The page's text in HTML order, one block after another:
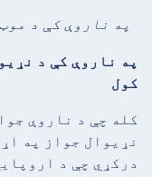
په ناروې کې د
کول
کله چې د ناروې
نړیوال جواز په
درکړي چې د